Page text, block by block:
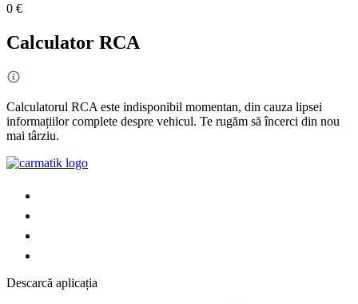
0 €
Calculator RCA
Calculatorul RCA este indisponibil momentan, din cauza lipsei
informațiilor complete despre vehicul. Te rugăm să încerci din nou
mai târziu.
Descarcă aplicația